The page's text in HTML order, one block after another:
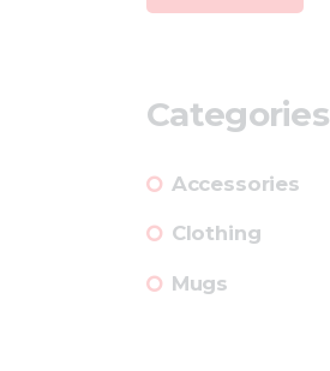
Categories
Accessories
Clothing
Mugs